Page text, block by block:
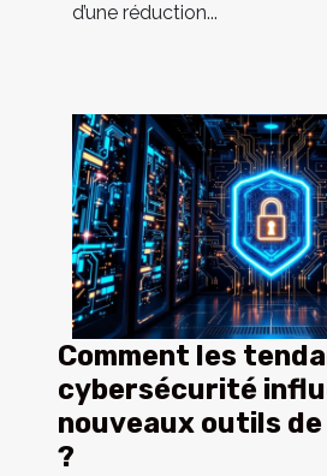
d’une réduction...
Comment les
cybersécurité
nouveaux outils
?